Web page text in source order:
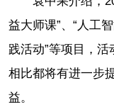
益大师课”、“人工
践活动”等项目，
相比都将有进一步
益。